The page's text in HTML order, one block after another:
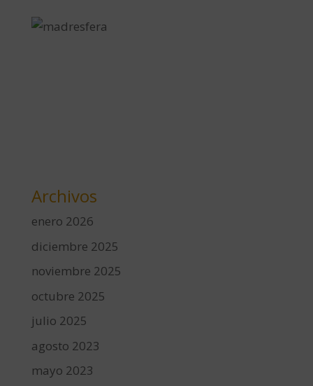
Archivos
enero 2026
diciembre 2025
noviembre 2025
octubre 2025
julio 2025
agosto 2023
mayo 2023